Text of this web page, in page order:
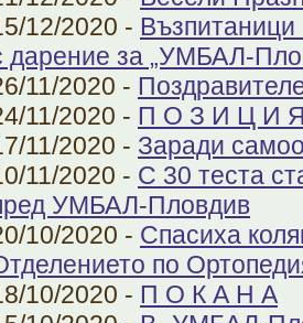
12/2020 -
дарение за „УМБАЛ-
11/2020 -
11/2020 - П О З И Ц И
11/2020 - Заради
11/2020 - С 30 теста
УМБАЛ-Пловдив
10/2020 - Спасиха
по
10/2020 - П О К А Н А